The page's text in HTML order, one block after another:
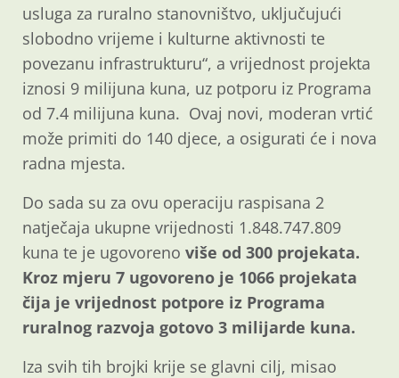
usluga za ruralno stanovništvo, uključujući
slobodno vrijeme i kulturne aktivnosti te
povezanu infrastrukturu“, a vrijednost projekta
iznosi 9 milijuna kuna, uz potporu iz Programa
od 7.4 milijuna kuna. Ovaj novi, moderan vrtić
može primiti do 140 djece, a osigurati će i nova
radna mjesta.
Do sada su za ovu operaciju raspisana 2
natječaja ukupne vrijednosti 1.848.747.809
kuna te je ugovoreno više od 300 projekata.
Kroz mjeru 7 ugovoreno je 1066 projekata
čija je vrijednost potpore iz Programa
ruralnog razvoja gotovo 3 milijarde kuna.
Iza svih tih brojki krije se glavni cilj, misao